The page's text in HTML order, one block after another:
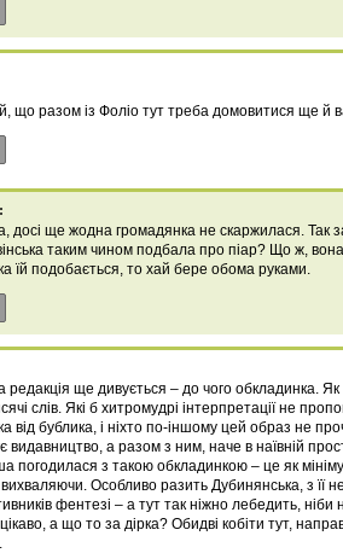
разом із Фоліо тут треба домовитися ще й
досі ще жодна громадянка не скаржилася. Так
таким чином подбала про піар? Що ж,
їй подобається, то хай бере обома руками.
ще дивується – до чого обкладинка. Як
слів. Які б хитромудрі інтерпретації не
від бублика, і ніхто по-іншому цей образ не
видавництво, а разом з ним, наче в наївній
погодилася з такою обкладинкою – це як
вихваляючи. Особливо разить Дубинянська, з
фентезі – а тут так ніжно лебедить,
а що то за дірка? Обидві кобіти тут,